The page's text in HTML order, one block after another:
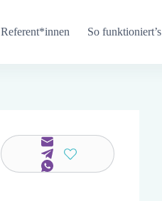
Referent*innen So funktioniert’s